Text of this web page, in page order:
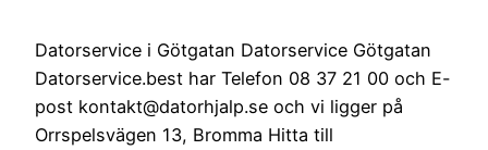
Datorservice i Götgatan Datorservice Götgatan
Datorservice.best har Telefon 08 37 21 00 och E-
post kontakt@datorhjalp.se och vi ligger på
Orrspelsvägen 13, Bromma Hitta till